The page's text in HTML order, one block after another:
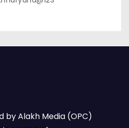
by Alakh Media (OPC)